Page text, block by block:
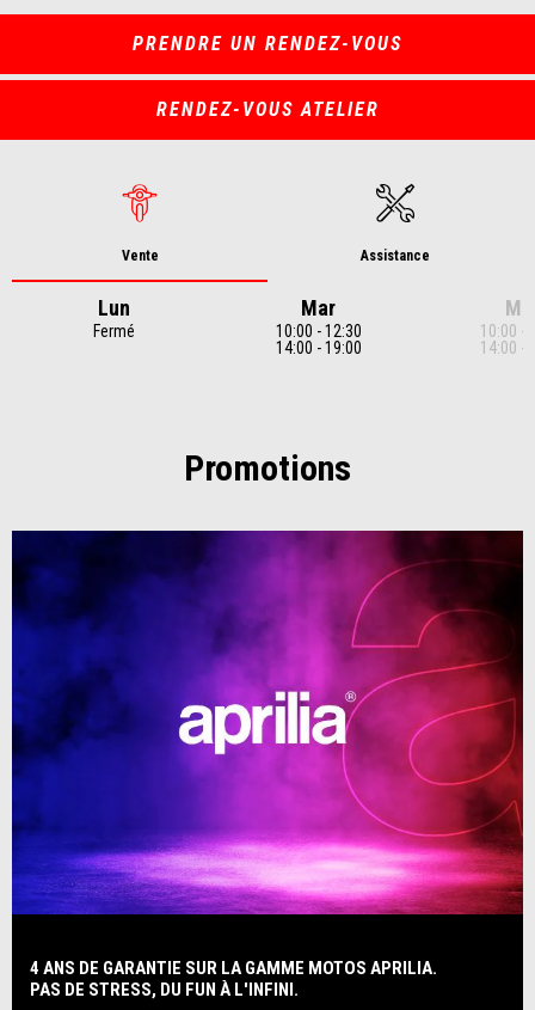
of
PRENDRE UN RENDEZ-VOUS
RENDEZ-VOUS ATELIER
Vente Assistance
Lun
Fermé
Mar
10:00 - 12:30
14:00 - 19:00
10:00 -
14:00 -
Promotions
4 ANS DE GARANTIE SUR LA GAMME MOTOS APRILIA.
PAS DE STRESS, DU FUN À L'INFINI.